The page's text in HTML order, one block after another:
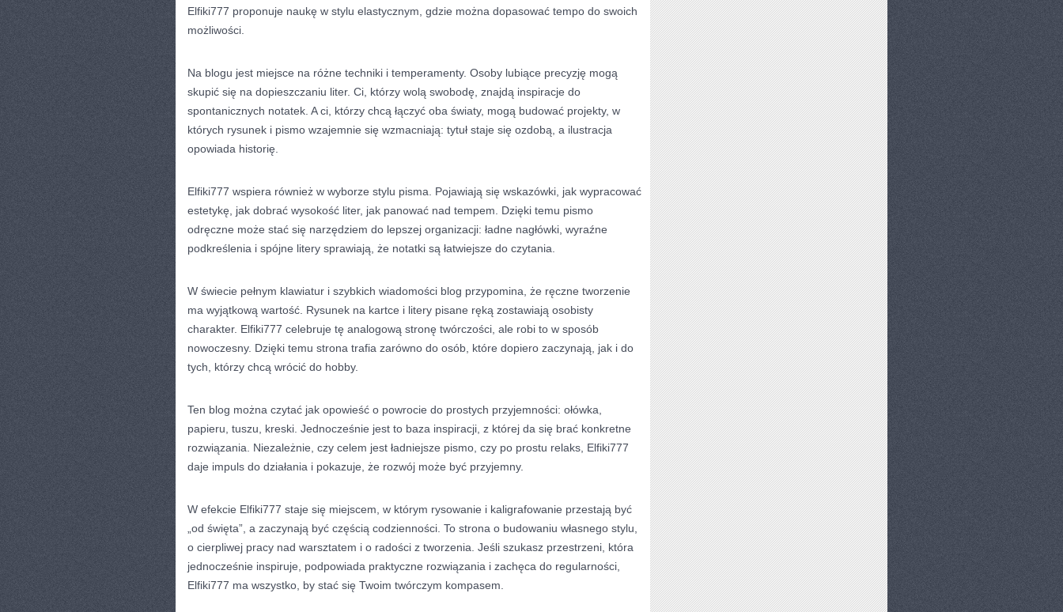
Elfiki777 proponuje naukę w stylu elastycznym, gdzie można dopasować tempo do swoich
możliwości.
Na blogu jest miejsce na różne techniki i temperamenty. Osoby lubiące precyzję mogą
skupić się na dopieszczaniu liter. Ci, którzy wolą swobodę, znajdą inspiracje do
spontanicznych notatek. A ci, którzy chcą łączyć oba światy, mogą budować projekty, w
których rysunek i pismo wzajemnie się wzmacniają: tytuł staje się ozdobą, a ilustracja
opowiada historię.
Elfiki777 wspiera również w wyborze stylu pisma. Pojawiają się wskazówki, jak wypracować
estetykę, jak dobrać wysokość liter, jak panować nad tempem. Dzięki temu pismo
odręczne może stać się narzędziem do lepszej organizacji: ładne nagłówki, wyraźne
podkreślenia i spójne litery sprawiają, że notatki są łatwiejsze do czytania.
W świecie pełnym klawiatur i szybkich wiadomości blog przypomina, że ręczne tworzenie
ma wyjątkową wartość. Rysunek na kartce i litery pisane ręką zostawiają osobisty
charakter. Elfiki777 celebruje tę analogową stronę twórczości, ale robi to w sposób
nowoczesny. Dzięki temu strona trafia zarówno do osób, które dopiero zaczynają, jak i do
tych, którzy chcą wrócić do hobby.
Ten blog można czytać jak opowieść o powrocie do prostych przyjemności: ołówka,
papieru, tuszu, kreski. Jednocześnie jest to baza inspiracji, z której da się brać konkretne
rozwiązania. Niezależnie, czy celem jest ładniejsze pismo, czy po prostu relaks, Elfiki777
daje impuls do działania i pokazuje, że rozwój może być przyjemny.
W efekcie Elfiki777 staje się miejscem, w którym rysowanie i kaligrafowanie przestają być
„od święta”, a zaczynają być częścią codzienności. To strona o budowaniu własnego stylu,
o cierpliwej pracy nad warsztatem i o radości z tworzenia. Jeśli szukasz przestrzeni, która
jednocześnie inspiruje, podpowiada praktyczne rozwiązania i zachęca do regularności,
Elfiki777 ma wszystko, by stać się Twoim twórczym kompasem.